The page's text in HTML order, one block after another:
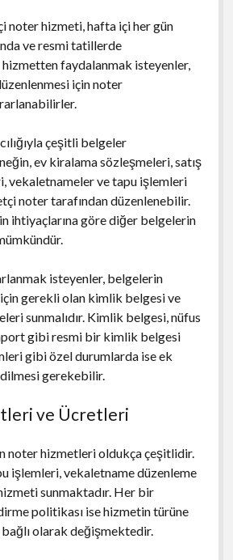
noter hizmeti, hafta içi her gün
ve resmi tatillerde
hizmetten faydalanmak isteyenler,
için noter
çeşitli belgeler
ev kiralama sözleşmeleri, satış
vekaletnameler ve tapu işlemleri
noter tarafından düzenlenebilir.
ihtiyaçlarına göre diğer belgelerin
isteyenler, belgelerin
gerekli olan kimlik belgesi ve
sunmalıdır. Kimlik belgesi, nüfus
gibi resmi bir kimlik belgesi
gibi özel durumlarda ise ek
gerekebilir.
ve Ücretleri
noter hizmetleri oldukça çeşitlidir.
işlemleri, vekaletname düzenleme
sunmaktadır. Her bir
politikası ise hizmetin türüne
bağlı olarak değişmektedir.